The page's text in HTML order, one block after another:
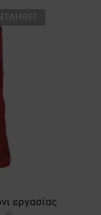
εργασίας